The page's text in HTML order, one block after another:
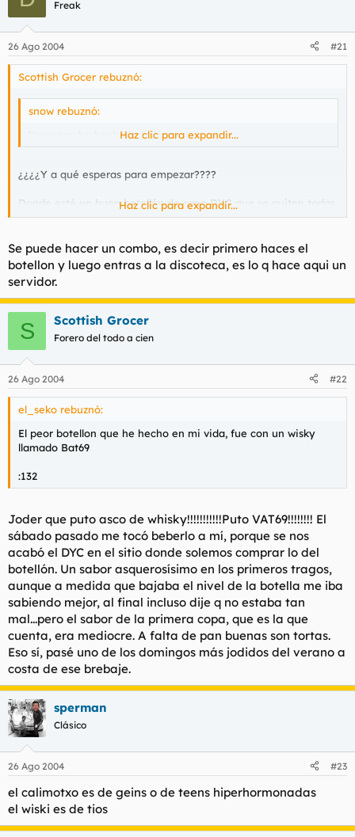
Freak
26 Ago 2004 #21
Scottish Grocer rebuznó:
snow rebuznó:
Yo nunca he hecho botellón.Haz clic para expandir...
¿¿¿¿Y a qué esperas para empezar????
Donde esté un buen botellón de sano DYC que se quiten todas
las discotecas del mundo.
Haz clic para expandir...
Se puede hacer un combo, es decir primero haces el
botellon y luego entras a la discoteca, es lo q hace aqui un
servidor.
S Scottish Grocer
Forero del todo a cien
26 Ago 2004 #22
el_seko rebuznó:
El peor botellon que he hecho en mi vida, fue con un wisky
llamado Bat69
:132
Joder que puto asco de whisky!!!!!!!!!!!Puto VAT69!!!!!!!! El
sábado pasado me tocó beberlo a mí, porque se nos
acabó el DYC en el sitio donde solemos comprar lo del
botellón. Un sabor asquerosísimo en los primeros tragos,
aunque a medida que bajaba el nivel de la botella me iba
sabiendo mejor, al final incluso dije q no estaba tan
mal...pero el sabor de la primera copa, que es la que
cuenta, era mediocre. A falta de pan buenas son tortas.
Eso sí, pasé uno de los domingos más jodidos del verano a
costa de ese brebaje.
sperman
Clásico
26 Ago 2004 #23
el calimotxo es de geins o de teens hiperhormonadas
el wiski es de tios